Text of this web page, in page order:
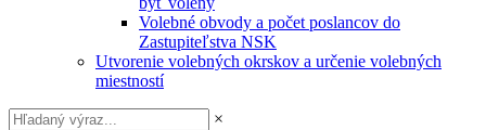
Volebné obvody a počet poslancov do
Zastupiteľstva NSK
Utvorenie volebných okrskov a určenie volebných
miestností
×